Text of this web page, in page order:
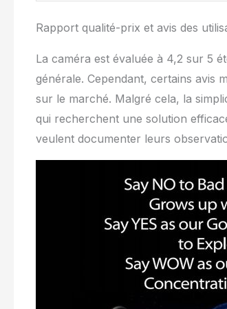
Rapport qualité-prix et avis des
La caméra est évaluée à 4,2 sur 5
générale. Cependant, certains avis
sur le marché. Malgré cela, la
qui recherchent une solution
veulent documenter leurs